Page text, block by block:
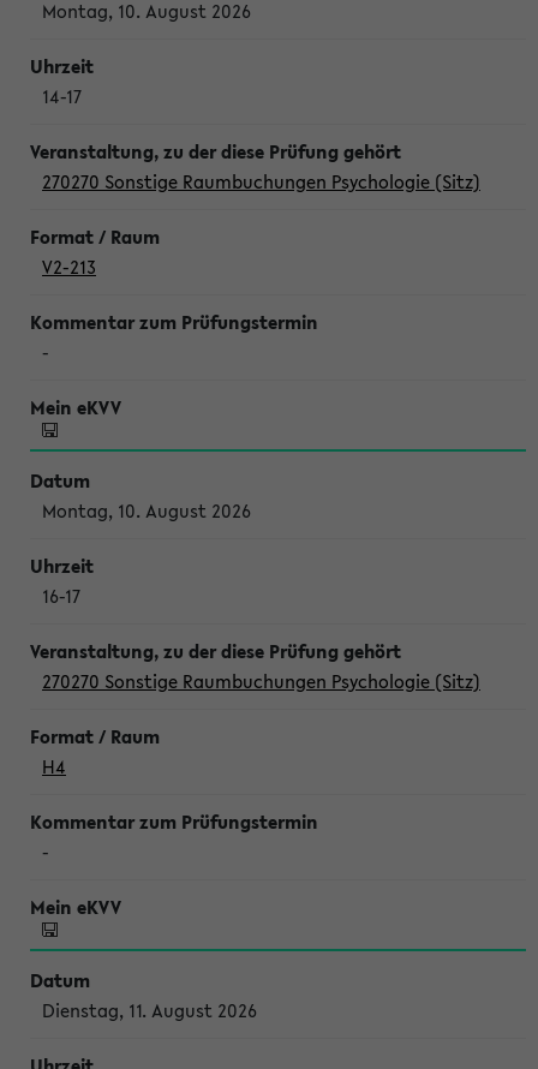
Montag, 10. August 2026
14-17
270270 Sonstige Raumbuchungen Psychologie (Sitz)
V2-213
-
Montag, 10. August 2026
16-17
270270 Sonstige Raumbuchungen Psychologie (Sitz)
H4
-
Dienstag, 11. August 2026